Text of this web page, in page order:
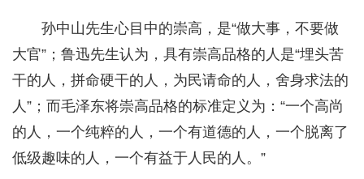
孙中山先生心目中的崇高，是“做大事，不要做
大官”；鲁迅先生认为，具有崇高品格的人是“埋头苦
干的人，拼命硬干的人，为民请命的人，舍身求法的
人”；而毛泽东将崇高品格的标准定义为：“一个高尚
的人，一个纯粹的人，一个有道德的人，一个脱离了
低级趣味的人，一个有益于人民的人。”